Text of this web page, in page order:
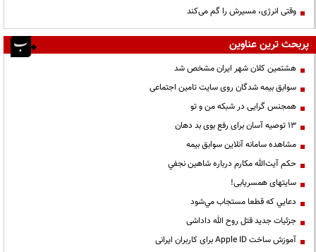
وقتی انرژی، مسیرش را گم می‌کند
پربحث ترین عناوین
هشتمین کلان شهر ایران مشخص شد
سوابق بیمه شدگان روی سایت تامین اجتماعی
همجنس گرایی در شبکه من و تو
13 توصیه آسان برای رفع بوی بد دهان
مشاهده سامانه آنلاين سوابق بیمه
حكم آيت‌الله مكارم درباره شاهين نجفي
سایتهای همسریابی!
دعايي كه قطعا مستجاب مي‌شود
جزئیات جدید قتل روح الله داداشی
آموزش ساخت Apple ID برای کاربران ایرانی